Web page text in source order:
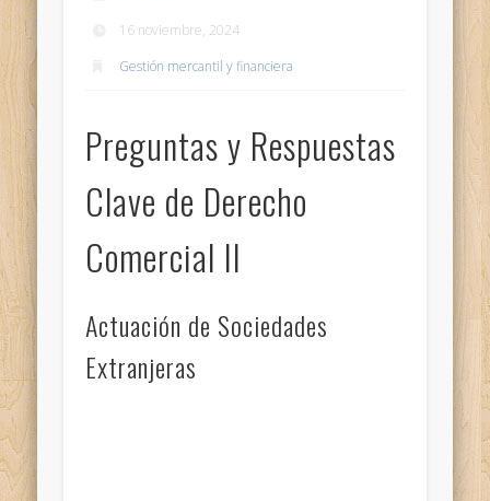
16 noviembre, 2024
Gestión mercantil y financiera
Preguntas y Respuestas
Clave de Derecho
Comercial II
Actuación de Sociedades
Extranjeras